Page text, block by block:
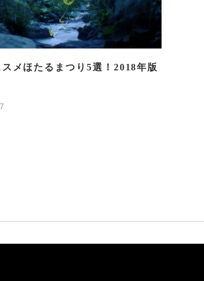
メほたるまつり5選！2018年版